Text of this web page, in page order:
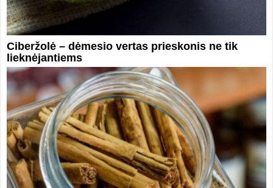
Ciberžolė – dėmesio vertas prieskonis ne tik
lieknėjantiems